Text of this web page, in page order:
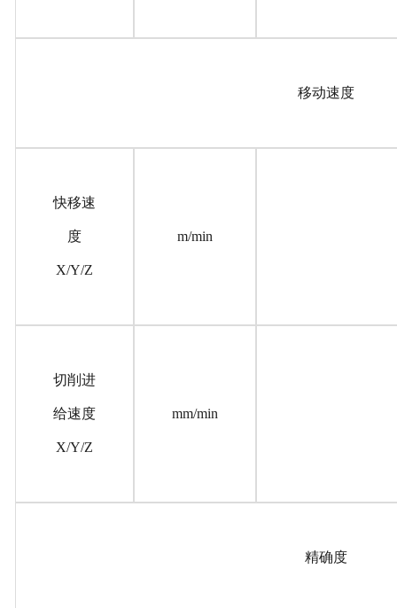
移动速度
快移速
度
X/Y/Z
m/min
切削进
给速度
X/Y/Z
mm/min
精确度